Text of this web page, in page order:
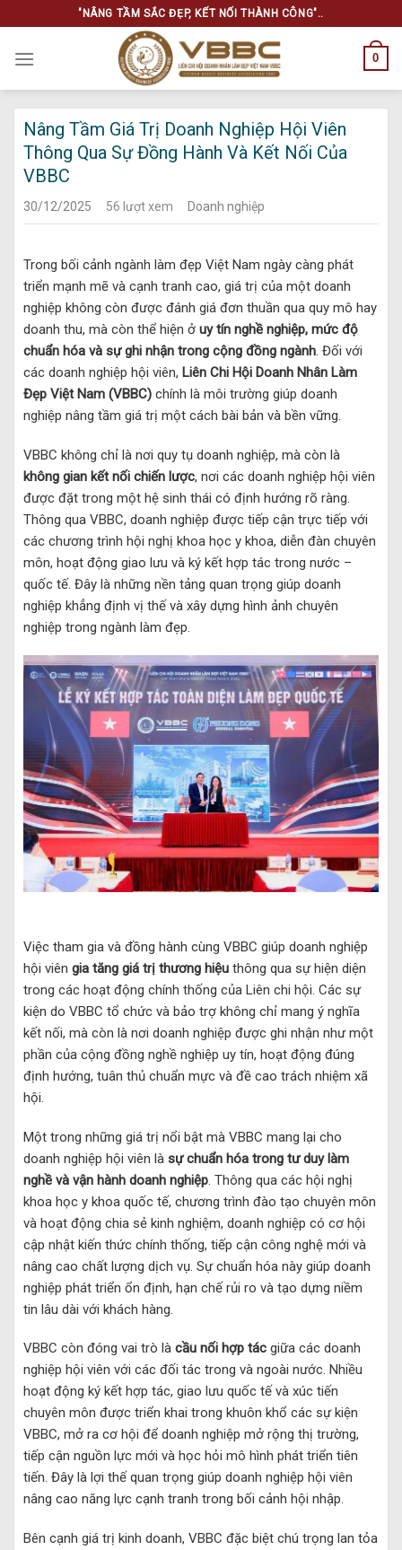
to
content
"NÂNG TẦM SẮC ĐẸP, KẾT NỐI THÀNH CÔNG"..
0
Nâng Tầm Giá Trị Doanh Nghiệp Hội Viên
Thông Qua Sự Đồng Hành Và Kết Nối Của
VBBC
30/12/2025 56 lượt xem Doanh nghiệp
Trong bối cảnh ngành làm đẹp Việt Nam ngày càng phát
triển mạnh mẽ và cạnh tranh cao, giá trị của một doanh
nghiệp không còn được đánh giá đơn thuần qua quy mô hay
doanh thu, mà còn thể hiện ở uy tín nghề nghiệp, mức độ
chuẩn hóa và sự ghi nhận trong cộng đồng ngành. Đối với
các doanh nghiệp hội viên, Liên Chi Hội Doanh Nhân Làm
Đẹp Việt Nam (VBBC) chính là môi trường giúp doanh
nghiệp nâng tầm giá trị một cách bài bản và bền vững.
VBBC không chỉ là nơi quy tụ doanh nghiệp, mà còn là
không gian kết nối chiến lược, nơi các doanh nghiệp hội viên
được đặt trong một hệ sinh thái có định hướng rõ ràng.
Thông qua VBBC, doanh nghiệp được tiếp cận trực tiếp với
các chương trình hội nghị khoa học y khoa, diễn đàn chuyên
môn, hoạt động giao lưu và ký kết hợp tác trong nước –
quốc tế. Đây là những nền tảng quan trọng giúp doanh
nghiệp khẳng định vị thế và xây dựng hình ảnh chuyên
nghiệp trong ngành làm đẹp.
Việc tham gia và đồng hành cùng VBBC giúp doanh nghiệp
hội viên gia tăng giá trị thương hiệu thông qua sự hiện diện
trong các hoạt động chính thống của Liên chi hội. Các sự
kiện do VBBC tổ chức và bảo trợ không chỉ mang ý nghĩa
kết nối, mà còn là nơi doanh nghiệp được ghi nhận như một
phần của cộng đồng nghề nghiệp uy tín, hoạt động đúng
định hướng, tuân thủ chuẩn mực và đề cao trách nhiệm xã
hội.
Một trong những giá trị nổi bật mà VBBC mang lại cho
doanh nghiệp hội viên là sự chuẩn hóa trong tư duy làm
nghề và vận hành doanh nghiệp. Thông qua các hội nghị
khoa học y khoa quốc tế, chương trình đào tạo chuyên môn
và hoạt động chia sẻ kinh nghiệm, doanh nghiệp có cơ hội
cập nhật kiến thức chính thống, tiếp cận công nghệ mới và
nâng cao chất lượng dịch vụ. Sự chuẩn hóa này giúp doanh
nghiệp phát triển ổn định, hạn chế rủi ro và tạo dựng niềm
tin lâu dài với khách hàng.
VBBC còn đóng vai trò là cầu nối hợp tác giữa các doanh
nghiệp hội viên với các đối tác trong và ngoài nước. Nhiều
hoạt động ký kết hợp tác, giao lưu quốc tế và xúc tiến
chuyên môn được triển khai trong khuôn khổ các sự kiện
VBBC, mở ra cơ hội để doanh nghiệp mở rộng thị trường,
tiếp cận nguồn lực mới và học hỏi mô hình phát triển tiên
tiến. Đây là lợi thế quan trọng giúp doanh nghiệp hội viên
nâng cao năng lực cạnh tranh trong bối cảnh hội nhập.
Bên cạnh giá trị kinh doanh, VBBC đặc biệt chú trọng lan tỏa